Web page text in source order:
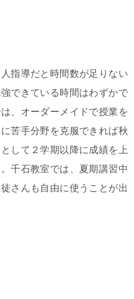
指導だと時間数が足りない
できている時間はわずかで
、オーダーメイドで授業を
苦手分野を克服できれば秋
して２学期以降に成績を上
千石教室では、夏期講習中
さんも自由に使うことが出